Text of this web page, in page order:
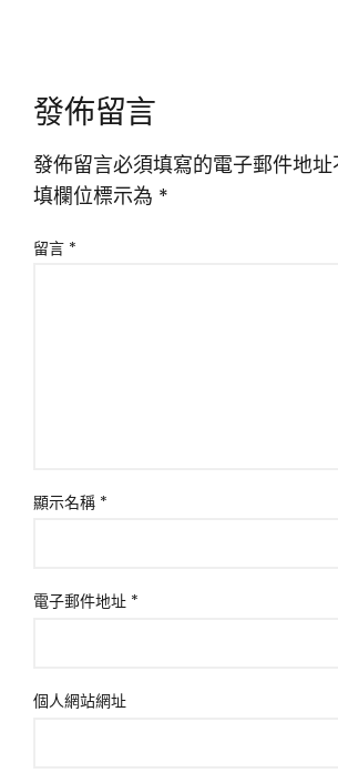
發佈留言
發佈留言必須填寫的電子郵件地址
填欄位標示為 *
留言 *
顯示名稱 *
電子郵件地址 *
個人網站網址